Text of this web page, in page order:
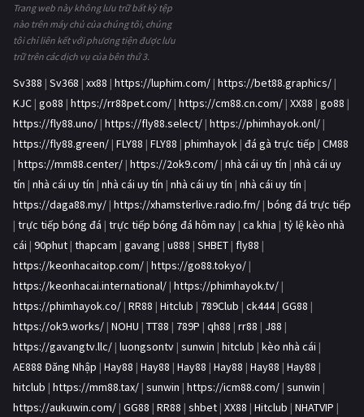
Trang web này không lưu trữ bất kỳ tệp
nào trên máy chủ của chúng tôi, chúng
tôi chỉ liên kết với phương tiện được lưu
trữ trên các dịch vụ của bên thứ 3.
Sv388 | Sv368 | xx88 | https://luphim.com/ | https://bet88.graphics/ |
KJC | go88 | https://rr88pet.com/ | https://cm88.cn.com/ | XX88 | go88 |
https://fly88.uno/ | https://fly88.select/ | https://phimhayok.onl/ |
https://fly88.green/ | FLY88 | FLY88 | phimhayok | đá gà trực tiếp | CM88
| https://mm88.center/ | https://2ok9.com/ | nhà cái uy tín | nhà cái uy
tín | nhà cái uy tín | nhà cái uy tín | nhà cái uy tín | nhà cái uy tín |
https://daga88.my/ | https://xhamsterlive.radio.fm/ | bóng đá trực tiếp
| trực tiếp bóng đá | trực tiếp bóng đá hôm nay | ca khia | tỷ lệ kèo nhà
cái | 90phut | thapcam | gavang | u888 | SHBET | fly88 |
https://keonhacaitop.com/ | https://go88.tokyo/ |
https://keonhacai.international/ | https://phimhayok.tv/ |
https://phimhayok.co/ | RR88 | Hitclub | 789Club | ck444| GG88 |
https://ok9.works/ | NOHU | TT88 | 789P | qh88 | rr88 | J88 |
https://gavangtv.llc/ | luongsontv | sunwin | hitclub | kèo nhà cái |
AE888 Đăng Nhập | Hay88 | Hay88 | Hay88 | Hay88 | Hay88 | Hay88 |
hitclub | https://mm88.tax/ | sunwin | https://icm88.com/ | sunwin |
https://aukuwin.com/ | GG88 | RR88 | shbet | XX88 | Hitclub | NHATVIP |